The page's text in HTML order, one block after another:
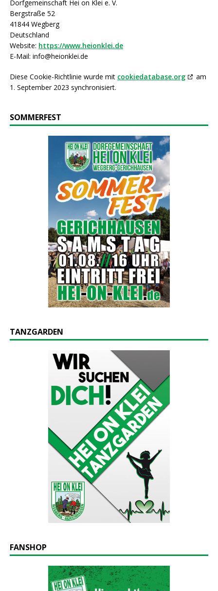
Dorfgemeinschaft Hei on Klei e. V.
Bergstraße 52
41844 Wegberg
Deutschland
Website: https://www.heionklei.de
E-Mail: info@heionklei.de
Diese Cookie-Richtlinie wurde mit cookiedatabase.org
am
1. September 2023 synchronisiert.
SOMMERFEST
TANZGARDEN
FANSHOP